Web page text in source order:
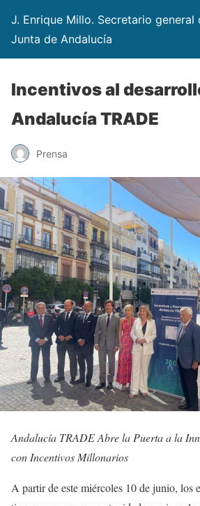
J. Enrique Millo. Secretario general
Junta de Andalucía
Incentivos al
Andalucía TRADE
Prensa
Andalucía TRADE Abre la Puerta a la
con Incentivos Millonarios
A partir de este miércoles 10 de junio, los